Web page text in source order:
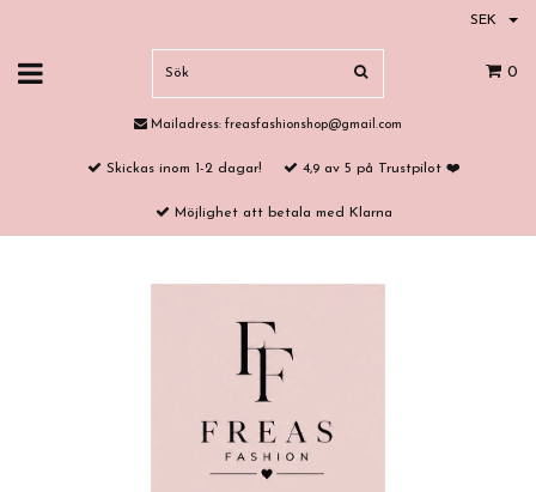
SEK
0
Mailadress: freasfashionshop@gmail.com
Skickas inom 1-2 dagar! 4,9 av 5 på Trustpilot ❤️
Möjlighet att betala med Klarna